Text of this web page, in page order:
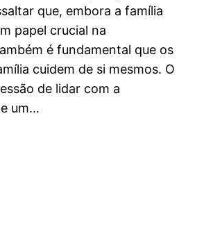
que, embora a família
papel crucial na
é fundamental que os
cuidem de si mesmos. O
de lidar com a
um…